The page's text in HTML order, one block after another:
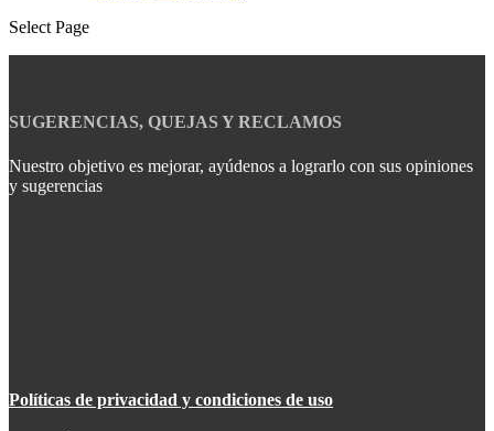
Select Page
SUGERENCIAS, QUEJAS Y RECLAMOS
Nuestro objetivo es mejorar, ayúdenos a lograrlo con sus opiniones
y sugerencias
Políticas de privacidad y condiciones de uso